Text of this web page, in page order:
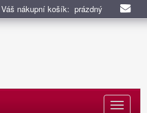
Váš nákupní košík: prázdný